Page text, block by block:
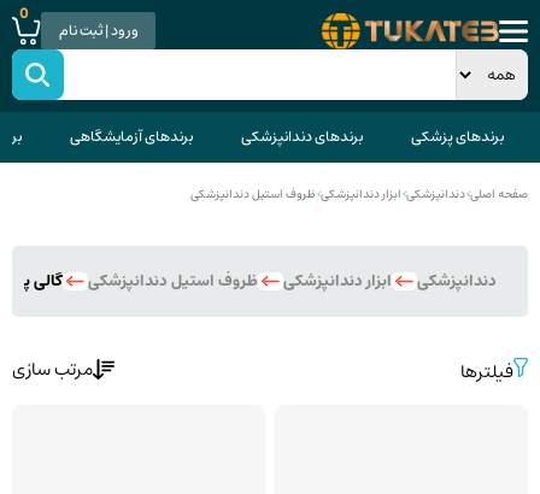
ورود | ثبت نام
0
برندهای پزشکی برندهای دندانپزشکی برندهای آزمایشگاهی
صفحه اصلی>دندانپزشکی>ابزار دندانپزشکی>ظروف استیل دندانپزشکی
دندانپزشکی ابزار دندانپزشکی ظروف استیل دندانپزشکی گالی
فیلترها مرتب سازی